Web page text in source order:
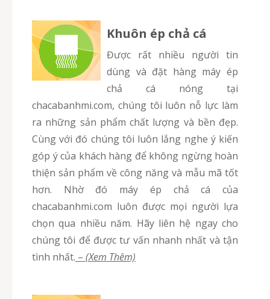
Khuôn ép chả cá
Được rất nhiều người tin
dùng và đặt hàng máy ép
chả cá nóng tại
chacabanhmi.com, chúng tôi luôn nỗ lực làm
ra những sản phẩm chất lượng và bền đẹp.
Cùng với đó chúng tôi luôn lắng nghe ý kiến
góp ý của khách hàng để không ngừng hoàn
thiện sản phẩm về công năng và mẫu mã tốt
hơn. Nhờ đó máy ép chả cá của
chacabanhmi.com luôn được mọi người lựa
chọn qua nhiều năm. Hãy liên hệ ngay cho
chúng tôi để được tư vấn nhanh nhất và tận
tình nhất. – (Xem Thêm)